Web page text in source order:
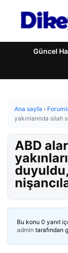
Güncel
Ana sayfa ›
yakınlarında silah
ABD
Bu konu 0 yanıt
admin tarafından